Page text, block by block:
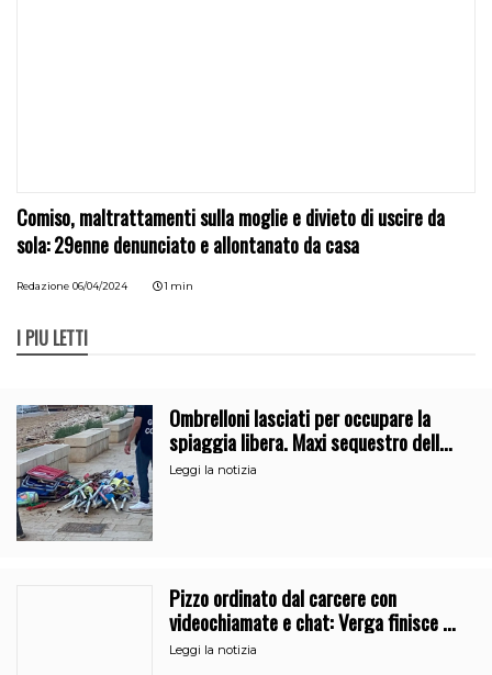
Comiso, maltrattamenti sulla moglie e divieto di uscire da
sola: 29enne denunciato e allontanato da casa
Redazione 06/04/2024 1 min
I PIÙ LETTI
Ombrelloni lasciati per occupare la
spiaggia libera. Maxi sequestro della
Guardia Costiera
Leggi la notizia
Pizzo ordinato dal carcere con
videochiamate e chat: Verga finisce al
41bis
Leggi la notizia